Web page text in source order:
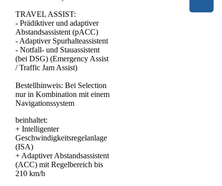
TRAVEL ASSIST:
- Prädiktiver und adaptiver
Abstandsassistent (pACC)
- Adaptiver Spurhalteassistent
- Notfall- und Stauassistent
(bei DSG) (Emergency Assist
/ Traffic Jam Assist)
Bestellhinweis: Bei Selection
nur in Kombination mit einem
Navigationssystem
beinhaltet:
+ Intelligenter
Geschwindigkeitsregelanlage
(ISA)
+ Adaptiver Abstandsassistent
(ACC) mit Regelbereich bis
210 km/h